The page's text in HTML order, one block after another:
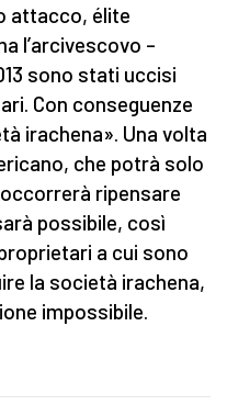
attacco, élite
l’arcivescovo –
sono stati uccisi
Con conseguenze
irachena». Una volta
che potrà solo
ripensare
possibile, così
a cui sono
la società irachena,
impossibile.